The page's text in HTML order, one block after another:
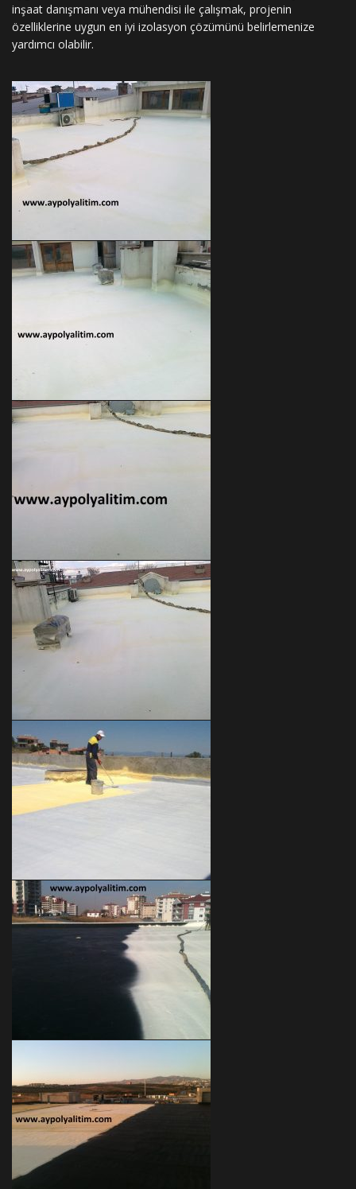
inşaat danışmanı veya mühendisi ile çalışmak, projenin
özelliklerine uygun en iyi izolasyon çözümünü belirlemenize
yardımcı olabilir.